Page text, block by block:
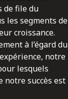
de file du
les segments de
croissance.
à l’égard du
notre
lesquels
notre succès est